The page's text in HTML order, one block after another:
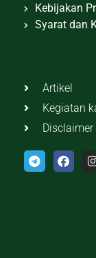
Kebijakan
Syarat dan
Artikel
Kegiatan
Disclaimer